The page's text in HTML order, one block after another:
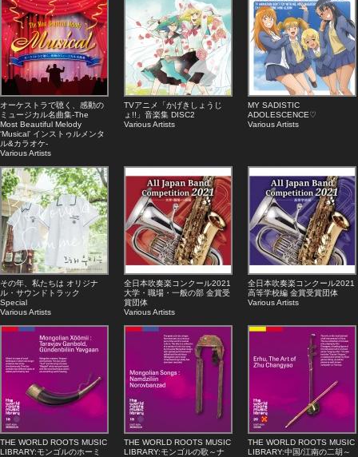
オーケストラで聴く、感動の
ミュージカル名曲集-The
Most Beautiful Melody
‘Musical’ インストゥルメンタ
ル&カラオケ-
Various Artists
TVアニメ「かげきしょうじ
ょ!!」音楽集 DISC2
Various Artists
MY SADISTIC
ADOLESCENCE♡
Various Artists
その年、私たちは オリジナ
ル・サウンドトラック
Special
Various Artists
全日本吹奏楽コンクール2021
大学・職場・一般の部 金賞受
賞団体
Various Artists
全日本吹奏楽コンクール2021
高等学校編 金賞受賞団体
Various Artists
THE WORLD ROOTS MUSIC
LIBRARY:モンゴルのホーミ
THE WORLD ROOTS MUSIC
LIBRARY:モンゴルの歌～ナ
THE WORLD ROOTS MUSIC
LIBRARY:中国/江南の二胡～